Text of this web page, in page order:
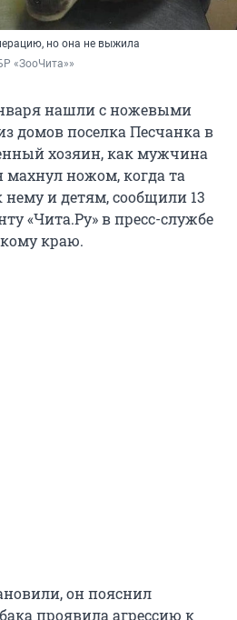
но она не выжила
«ЗооЧита»»
нашли с ножевыми
домов поселка Песчанка в
хозяин, как мужчина
ножом, когда та
нему и детям, сообщили 13
«Чита.Ру» в пресс-службе
краю.
он пояснил
проявила агрессию к